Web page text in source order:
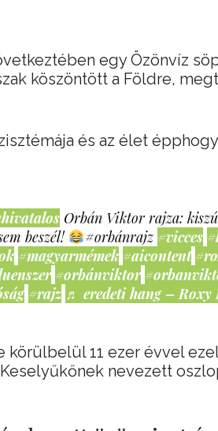
egy Özönvíz
köszöntött a Földre,
és az élet
Orbán Viktor rajza:
beszél!
#orbánrajz #vicces
#magyarmémek #aicontent
#orbánviktor
#rajz ♬ eredeti hang – Roxy
körülbelül 11 ezer évvel
nevezett